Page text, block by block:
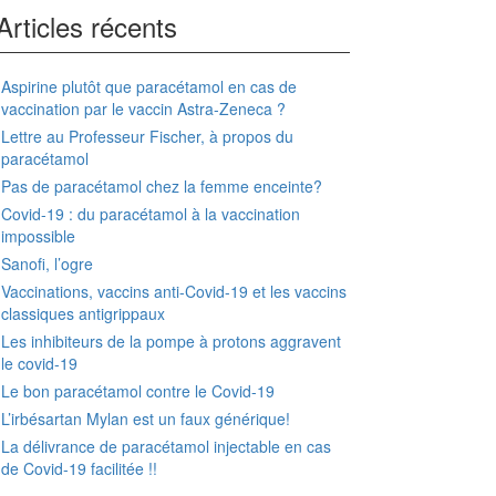
récents
Aspirine plutôt que paracétamol en cas de
vaccination par le vaccin Astra-Zeneca ?
Lettre au Professeur Fischer, à propos du
paracétamol
Pas de paracétamol chez la femme enceinte?
Covid-19 : du paracétamol à la vaccination
impossible
Sanofi, l’ogre
Vaccinations, vaccins anti-Covid-19 et les vaccins
classiques antigrippaux
Les inhibiteurs de la pompe à protons aggravent
le covid-19
Le bon paracétamol contre le Covid-19
L’irbésartan Mylan est un faux générique!
La délivrance de paracétamol injectable en cas
de Covid-19 facilitée !!